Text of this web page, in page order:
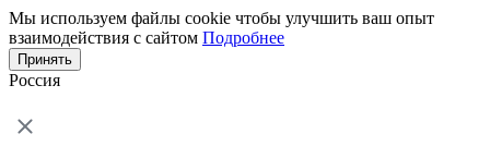
Мы используем файлы cookie чтобы улучшить ваш опыт
взаимодействия с сайтом Подробнее
Принять
Россия